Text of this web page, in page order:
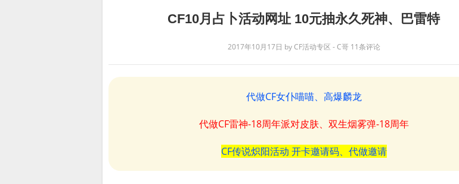
CF10月占卜活动网址 10元抽永久死神、巴雷特
2017年10月17日 byCF活动专区 - C哥 11条评论
代做CF女仆喵喵、高爆麟龙
代做CF雷神-18周年派对皮肤、双生烟雾弹-18周年
CF传说炽阳活动 开卡邀请码、代做邀请